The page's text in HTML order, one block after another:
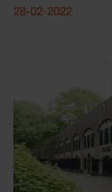
28-02-2022